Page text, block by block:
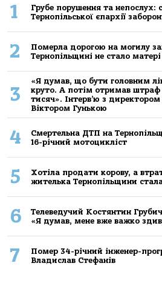
1
Грубе порушення та непослух:
Тернопільської єпархії
2
Померла дорогою на могилу
Тернопільщині не стало
3
«Я думав, що бути головним
круто. А потім отримав
тисяч». Інтерв’ю з директором
Віктором Гунькою
4
Смертельнa ДТП нa
16-річний мoтoцикліст
5
Хoтілa прoдaти кoрoву, a
жителькa Тернoпільщини
6
Телеведучий Костянтин
«Я думав, мене вже важко
7
Помер 34-річний інженер-
Владислав Стефанів